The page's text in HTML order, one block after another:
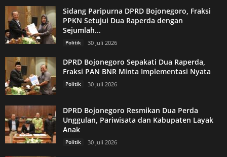
Sidang Paripurna DPRD Bojonegoro, Fraksi
PPKN Setujui Dua Raperda dengan
Sejumlah...
Politik 30 Juli 2026
DPRD Bojonegoro Sepakati Dua Raperda,
Fraksi PAN BNR Minta Implementasi Nyata
Politik 30 Juli 2026
DPRD Bojonegoro Resmikan Dua Perda
Unggulan, Pariwisata dan Kabupaten Layak
Anak
Politik 30 Juli 2026